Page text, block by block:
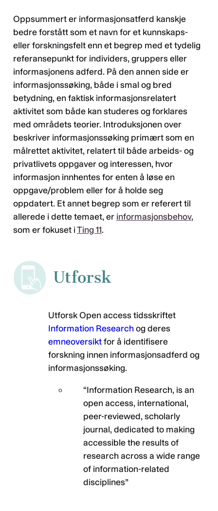
Oppsummert er informasjonsatferd kanskje
bedre forstått som et navn for et kunnskaps-
eller forskningsfelt enn et begrep med et tydelig
referansepunkt for individers, gruppers eller
informasjonens adferd. På den annen side er
informasjonssøking, både i smal og bred
betydning, en faktisk informasjonsrelatert
aktivitet som både kan studeres og forklares
med områdets teorier. Introduksjonen over
beskriver informasjonssøking primært som en
målrettet aktivitet, relatert til både arbeids- og
privatlivets oppgaver og interessen, hvor
informasjon innhentes for enten å løse en
oppgave/problem eller for å holde seg
oppdatert. Et annet begrep som er referert til
allerede i dette temaet, er informasjonsbehov,
som er fokuset iTing 11.
Utforsk Open access tidsskriftet
Information Researchog deres
emneoversiktfor å identifisere
forskning innen informasjonsadferd og
informasjonssøking.
“Information Research, is an
open access, international,
peer-reviewed, scholarly
journal, dedicated to making
accessible the results of
research across a wide range
of information-related
disciplines”